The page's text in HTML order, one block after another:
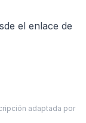
el enlace de
adaptada por